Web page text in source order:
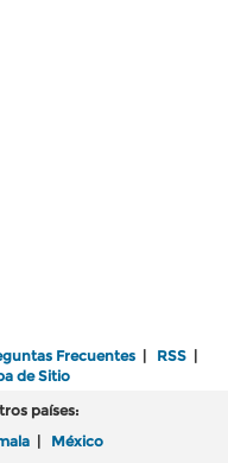
Frecuentes | RSS |
de Sitio
países:
| México